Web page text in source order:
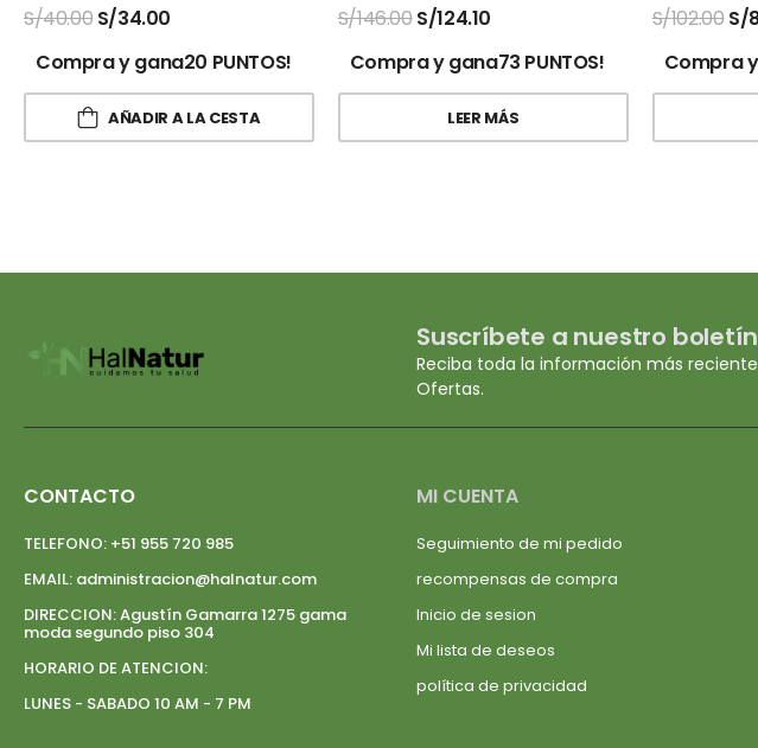
S/40.00 S/34.00
Compra y gana20 PUNTOS!
AÑADIR A LA CESTA
S/146.00S/124.10
Compra y gana73 PUNTOS!
LEER MÁS
S/102.00S/
Compra y
Suscríbete a nuestro
Reciba toda la información más
Ofertas.
CONTACTO
TELEFONO: +51 955 720 985
EMAIL: administracion@halnatur.com
DIRECCION:Agustín Gamarra 1275 gama
moda segundo piso 304
HORARIO DE ATENCION:
LUNES - SABADO 10 AM - 7 PM
MI CUENTA
Seguimiento de mi pedido
recompensas de compra
Inicio de sesion
Mi lista de deseos
política de privacidad